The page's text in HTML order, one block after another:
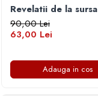
Revelatii de la sursa
90,00 Lei
63,00 Lei
Adauga in cos